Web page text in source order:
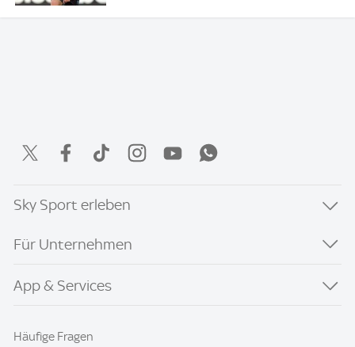
Sky Sport erleben
Für Unternehmen
App & Services
Häufige Fragen